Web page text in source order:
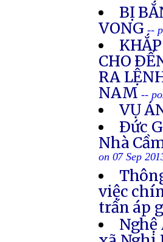
BỊ
VONG --
CHO
RA
NAM--
VỤ
Ðức
Nhà
on 07 Sep
việc
trấn áp
Nghệ